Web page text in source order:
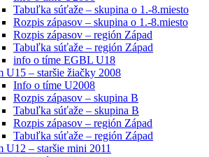
Tabuľka súťaže – skupina o 1.-8.miesto
Rozpis zápasov – skupina o 1.-8.miesto
Rozpis zápasov – región Západ
Tabuľka súťaže – región Západ
info o tíme EGBL U18
U15 – staršie žiačky 2008
Info o tíme U2008
Rozpis zápasov – skupina B
Tabuľka súťaže – skupina B
Rozpis zápasov – región Západ
Tabuľka súťaže – región Západ
U12 – staršie mini 2011